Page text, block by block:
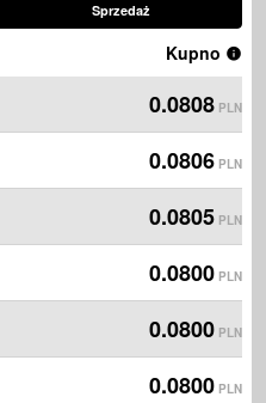
Sprzedaż
Kupno
0.0808 PLN
0.0806 PLN
0.0805 PLN
0.0800 PLN
0.0800 PLN
0.0800 PLN